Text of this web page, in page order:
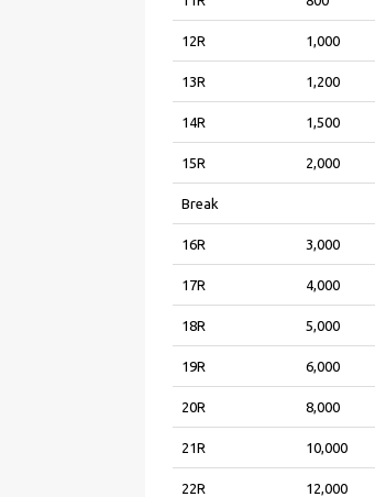
12R 1,000
13R 1,200
14R 1,500
15R 2,000
Break
16R 3,000
17R 4,000
18R 5,000
19R 6,000
20R 8,000
21R 10,000
22R 12,000